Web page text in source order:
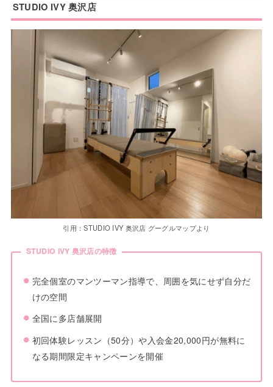
STUDIO IVY 奥沢店
引用：STUDIO IVY 奥沢店 グーグルマップより
STUDIO IVY 奥沢店の特徴
完全個室のマンツーマン指導で、周囲を気にせず自分だ
けの空間
全国に多店舗展開
初回体験レッスン（50分）や入会金20,000円が無料に
なる期間限定キャンペーンを開催